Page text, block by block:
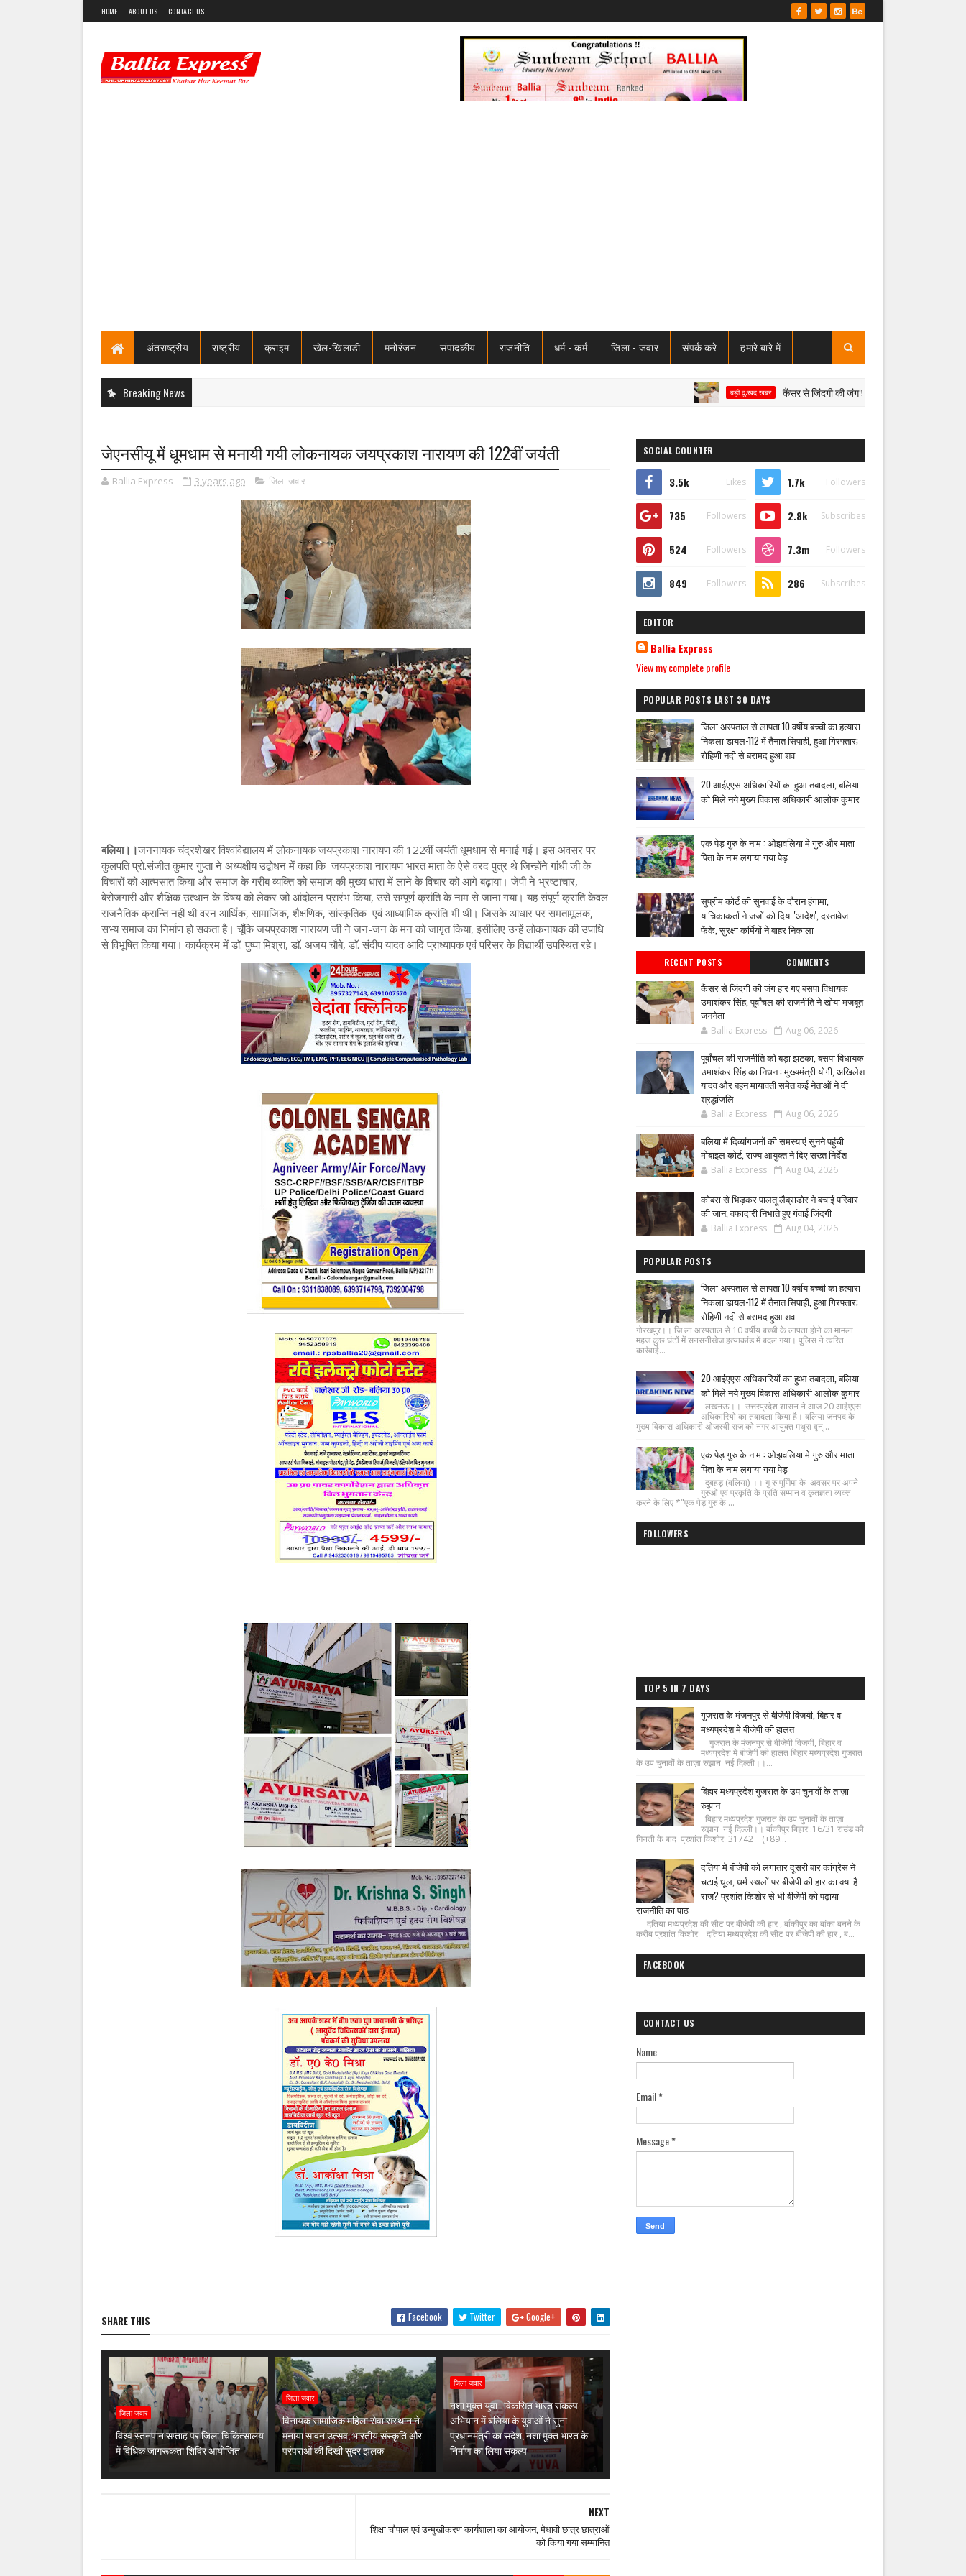
HOME ABOUT US CONTACT US
अंतराष्ट्रीय राष्ट्रीय क्राइम खेल-खिलाडी मनोरंजन संपादकीय राजनीति धर्म - कर्म जिला - जवार संपर्क करे हमारे बारे में
Breaking News बड़ी दुःखद खबर कैंसर से जिंदगी की जंग हार गए बसपा विधायक उमाशंकर सिंह,
जेएनसीयू में धूमधाम से मनायी गयी लोकनायक जयप्रकाश नारायण की 122वीं जयंती
Ballia Express 3 years ago जिला जवार
बलिया।।जननायक चंद्रशेखर विश्वविद्यालय में लोकनायक जयप्रकाश नारायण की 122वीं जयंती धूमधाम से मनाई गई। इस अवसर पर
कुलपति प्रो.संजीत कुमार गुप्ता ने अध्यक्षीय उद्बोधन में कहा कि जयप्रकाश नारायण भारत माता के ऐसे वरद पुत्र थे जिन्होंने गांधी जी के
विचारों को आत्मसात किया और समाज के गरीब व्यक्ति को समाज की मुख्य धारा में लाने के विचार को आगे बढ़ाया। जेपी ने भ्रष्टाचार,
बेरोजगारी और शैक्षिक उत्थान के विषय को लेकर जो आंदोलन प्रारंभ किया, उसे सम्पूर्ण क्रांति के नाम से जाना गया। यह संपूर्ण क्रांति केवल
राजनैतिक क्रान्ति नहीं थी वरन आर्थिक, सामाजिक, शैक्षणिक, सांस्कृतिक एवं आध्यामिक क्रांति भी थी। जिसके आधार पर समतामूलक,
सभ्य समाज का निर्माण हो सकता है। चूँकि जयप्रकाश नारायण जी ने जन-जन के मन को जागृत किया, इसीलिए उन्हें लोकनायक की उपाधि
से विभूषित किया गया। कार्यक्रम में डाॅ. पुष्पा मिश्रा, डाॅ. अजय चौबे, डाॅ. संदीप यादव आदि प्राध्यापक एवं परिसर के विद्यार्थी उपस्थित रहे।
SHARE THIS Facebook Twitter Google+
जिला जवार
विश्व स्तनपान सप्ताह पर जिला चिकित्सालय
में विधिक जागरूकता शिविर आयोजित
जिला जवार
विनायक सामाजिक महिला सेवा संस्थान ने
मनाया सावन उत्सव, भारतीय संस्कृति और
परंपराओं की दिखी सुंदर झलक
जिला जवार
नशा मुक्त युवा–विकसित भारत संकल्प
अभियान में बलिया के युवाओं ने सुना
प्रधानमंत्री का संदेश, नशा मुक्त भारत के
निर्माण का लिया संकल्प
NEXT
शिक्षा चौपाल एवं उन्मुखीकरण कार्यशाला का आयोजन, मेधावी छात्र छात्राओं
को किया गया सम्मानित
SOCIAL COUNTER
3.5k Likes 1.7k Followers
735 Followers 2.8k Subscribes
524 Followers 7.3m Followers
849 Followers 286 Subscribes
EDITOR
Ballia Express
View my complete profile
POPULAR POSTS LAST 30 DAYS
जिला अस्पताल से लापता 10 वर्षीय बच्ची का हत्यारा
निकला डायल-112 में तैनात सिपाही, हुआ गिरफ्तार;
रोहिणी नदी से बरामद हुआ शव
20 आईएएस अधिकारियों का हुआ तबादला, बलिया
को मिले नये मुख्य विकास अधिकारी आलोक कुमार
एक पेड़ गुरु के नाम : ओझवलिया मे गुरु और माता
पिता के नाम लगाया गया पेड़
सुप्रीम कोर्ट की सुनवाई के दौरान हंगामा,
याचिकाकर्ता ने जजों को दिया 'आदेश', दस्तावेज
फेंके, सुरक्षा कर्मियों ने बाहर निकाला
RECENT POSTS COMMENTS
कैंसर से जिंदगी की जंग हार गए बसपा विधायक
उमाशंकर सिंह, पूर्वांचल की राजनीति ने खोया मजबूत
जननेता
Ballia Express Aug 06, 2026
पूर्वांचल की राजनीति को बड़ा झटका, बसपा विधायक
उमाशंकर सिंह का निधन : मुख्यमंत्री योगी, अखिलेश
यादव और बहन मायावती समेत कई नेताओं ने दी
श्रद्धांजलि
Ballia Express Aug 06, 2026
बलिया में दिव्यांगजनों की समस्याएं सुनने पहुंची
मोबाइल कोर्ट, राज्य आयुक्त ने दिए सख्त निर्देश
Ballia Express Aug 04, 2026
कोबरा से भिड़कर पालतू लैब्राडोर ने बचाई परिवार
की जान, वफादारी निभाते हुए गंवाई जिंदगी
Ballia Express Aug 04, 2026
POPULAR POSTS
जिला अस्पताल से लापता 10 वर्षीय बच्ची का हत्यारा
निकला डायल-112 में तैनात सिपाही, हुआ गिरफ्तार;
रोहिणी नदी से बरामद हुआ शव
गोरखपुर।। जि ला अस्पताल से 10 वर्षीय बच्ची के लापता होने का मामला
महज कुछ घंटों में सनसनीखेज हत्याकांड में बदल गया। पुलिस ने त्वरित
कार्रवाई...
20 आईएएस अधिकारियों का हुआ तबादला, बलिया
को मिले नये मुख्य विकास अधिकारी आलोक कुमार
लखनऊ।। उत्तरप्रदेश शासन ने आज 20 आईएएस
अधिकारियो का तबादला किया है। बलिया जनपद के
मुख्य विकास अधिकारी ओजस्वी राज को नगर आयुक्त मथुरा वृन्...
एक पेड़ गुरु के नाम : ओझवलिया मे गुरु और माता
पिता के नाम लगाया गया पेड़
दुबहड़ (बलिया) ।। गु रु पूर्णिमा के अवसर पर अपने
गुरुओं एवं प्रकृति के प्रति सम्मान व कृतज्ञता व्यक्त
करने के लिए *"एक पेड़ गुरु के ...
FOLLOWERS
TOP 5 IN 7 DAYS
गुजरात के मंजनपुर से बीजेपी विजयी, बिहार व
मध्यप्रदेश मे बीजेपी की हालत
गुजरात के मंजनपुर से बीजेपी विजयी, बिहार व
मध्यप्रदेश मे बीजेपी की हालत बिहार मध्यप्रदेश गुजरात
के उप चुनावों के ताज़ा रुझान नई दिल्ली।।...
बिहार मध्यप्रदेश गुजरात के उप चुनावों के ताज़ा
रुझान
बिहार मध्यप्रदेश गुजरात के उप चुनावों के ताज़ा
रुझान नई दिल्ली।। बाँकीपुर बिहार :16/31 राउंड की
गिनती के बाद प्रशांत किशोर 31742 (+89...
दतिया मे बीजेपी को लगातार दूसरी बार कांग्रेस ने
चटाई धूल, धर्म स्थलों पर बीजेपी की हार का क्या है
राज? प्रशांत किशोर से भी बीजेपी को पढ़ाया
राजनीति का पाठ
दतिया मध्यप्रदेश की सीट पर बीजेपी की हार , बाँकीपुर का बांका बनने के
करीब प्रशांत किशोर दतिया मध्यप्रदेश की सीट पर बीजेपी की हार , ब...
FACEBOOK
CONTACT US
Name
Email*
Message*